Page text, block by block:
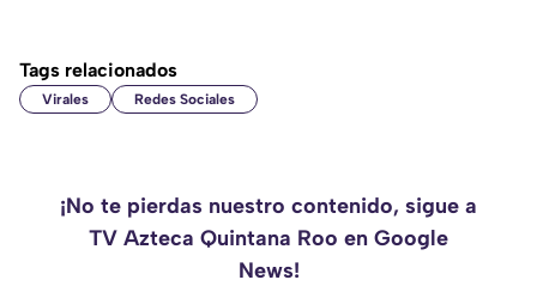
Tags relacionados
Virales Redes Sociales
¡No te pierdas nuestro contenido, sigue a
TV Azteca Quintana Roo en Google
News!